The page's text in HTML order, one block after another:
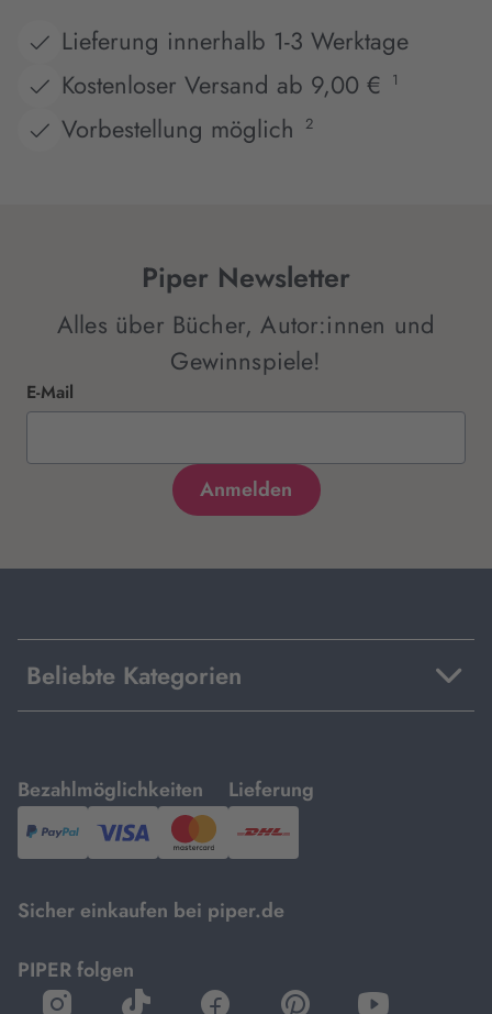
Lieferung innerhalb 1-3 Werktage
Kostenloser Versand ab 9,00 €
1
Vorbestellung möglich 2
Piper Newsletter
Alles über Bücher, Autor:innen und
Gewinnspiele!
E-Mail
Beliebte Kategorien
Bezahlmöglichkeiten
mit
PayPal,Visa
und
Lieferung
mit
DHL.
Sicher einkaufen bei piper.de
PIPER folgen
öffnet
öffnet
öffnet
öffnet
öffnet